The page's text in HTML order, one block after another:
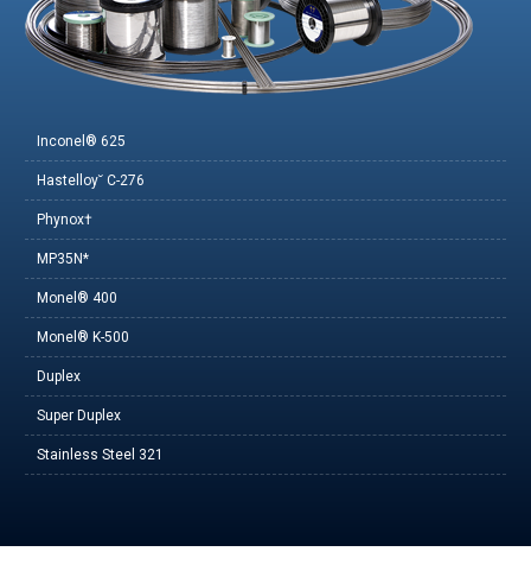
Inconel® 625
Hastelloy˘ C-276
Phynox†
MP35N*
Monel® 400
Monel® K-500
Duplex
Super Duplex
Stainless Steel 321